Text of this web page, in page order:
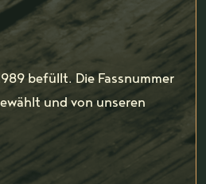
befüllt. Die Fassnummer
und von unseren